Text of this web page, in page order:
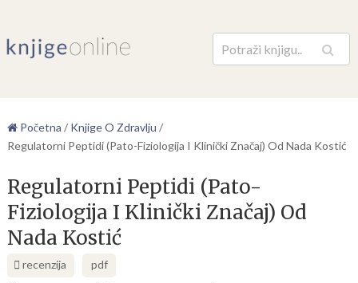
Pretraga
Početna / Knjige O Zdravlju /
Regulatorni Peptidi (Pato-Fiziologija I Klinički Značaj) Od Nada Kostić
Regulatorni Peptidi (Pato-
Fiziologija I Klinički Značaj) Od
Nada Kostić
recenzija
pdf